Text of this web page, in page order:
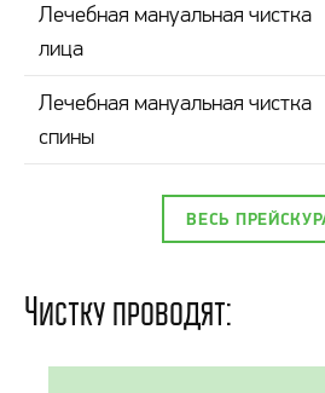
Лечебная мануальная чистка
лица
Лечебная мануальная чистка
спины
ВЕСЬ
Чистку проводят: